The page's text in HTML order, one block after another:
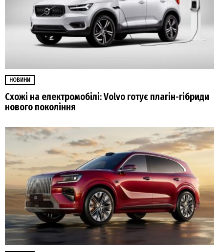
НОВИНИ
Схожі на електромобілі: Volvo готує плагін-гібриди
нового покоління